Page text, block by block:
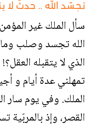
تجسّد الله .. حدثٌ لا
سأل الملك غير
الله تجسد وصلب
الذي لا يتقبله
تمهلني عدة أيام و
الملك. وفي يوم سار
القصر، وإذ بالمربّية